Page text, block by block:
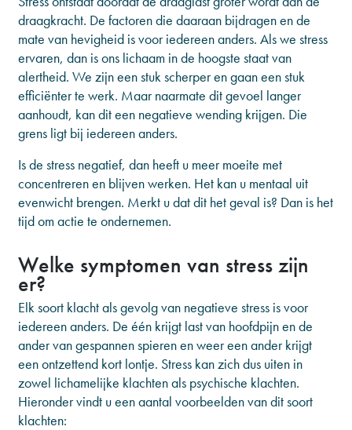
draagkracht. De factoren die daaraan bijdragen en de
mate van hevigheid is voor iedereen anders. Als we stress
ervaren, dan is ons lichaam in de hoogste staat van
alertheid. We zijn een stuk scherper en gaan een stuk
efficiënter te werk. Maar naarmate dit gevoel langer
aanhoudt, kan dit een negatieve wending krijgen. Die
grens ligt bij iedereen anders.
Is de stress negatief, dan heeft u meer moeite met
concentreren en blijven werken. Het kan u mentaal uit
evenwicht brengen. Merkt u dat dit het geval is? Dan is het
tijd om actie te ondernemen.
Welke symptomen van stress zijn
er?
Elk soort klacht als gevolg van negatieve stress is voor
iedereen anders. De één krijgt last van hoofdpijn en de
ander van gespannen spieren en weer een ander krijgt
een ontzettend kort lontje. Stress kan zich dus uiten in
zowel lichamelijke klachten als psychische klachten.
Hieronder vindt u een aantal voorbeelden van dit soort
klachten: